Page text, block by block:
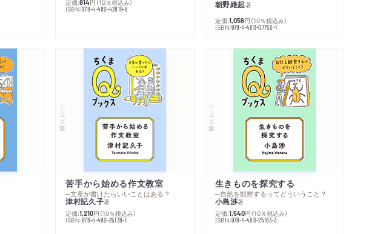
定価:814円 （10％税込み）
ISBN:978-4-480-42819-6 朝野維起著
定価:1,056円 （10％税込み）
ISBN:978-4-480-07756-1
シリーズ・全集
苦手から始める作文教室
─文章が書けたらいいことはある？
津村記久子著
定価:1,210円 （10％税込み）
ISBN:978-4-480-25138-1
シリーズ・全集
生きものを探究する
─自然を観察するってどういうこと？
小島渉著
定価:1,540円 （10％税込み）
ISBN:978-4-480-25163-3